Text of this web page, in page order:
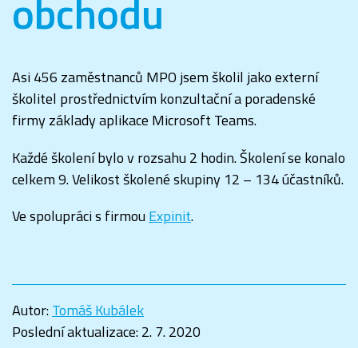
obchodu
Asi 456 zaměstnanců MPO jsem školil jako externí
školitel prostřednictvím konzultační a poradenské
firmy základy aplikace Microsoft Teams.
Každé školení bylo v rozsahu 2 hodin. Školení se konalo
celkem 9. Velikost školené skupiny 12 – 134 účastníků.
Ve spolupráci s firmouExpinit.
Autor:Tomáš Kubálek
Poslední aktualizace:2. 7. 2020